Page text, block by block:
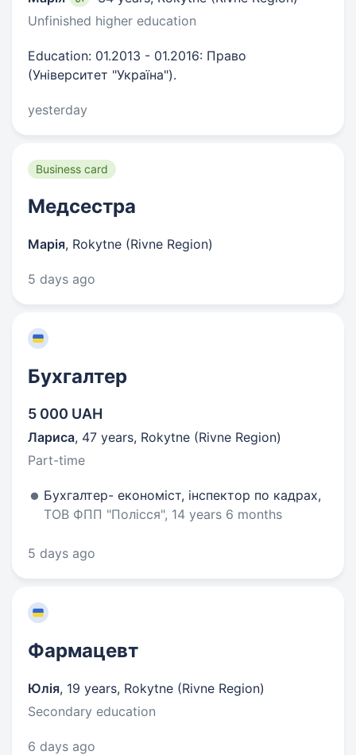
Unfinished higher education
Education: 01.2013 - 01.2016: Право
(Університет "Україна").
yesterday
Business card
Медсестра
Марія, Rokytne (Rivne Region)
5 days ago
Бухгалтер
5 000 UAH
Лариса, 47 years, Rokytne (Rivne Region)
Part-time
Бухгалтер- економіст, інспектор по кадрах,
ТОВ ФПП "Полісся", 14 years 6 months
5 days ago
Фармацевт
Юлія, 19 years, Rokytne (Rivne Region)
Secondary education
6 days ago